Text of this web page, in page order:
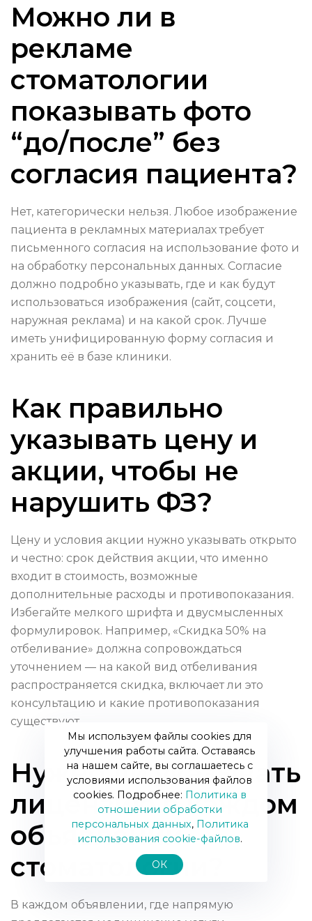
Можно ли в
рекламе
стоматологии
показывать фото
“до/после” без
согласия пациента?
Нет, категорически нельзя. Любое изображение
пациента в рекламных материалах требует
письменного согласия на использование фото и
на обработку персональных данных. Согласие
должно подробно указывать, где и как будут
использоваться изображения (сайт, соцсети,
наружная реклама) и на какой срок. Лучше
иметь унифицированную форму согласия и
хранить её в базе клиники.
Как правильно
указывать цену и
акции, чтобы не
нарушить ФЗ?
Цену и условия акции нужно указывать открыто
и честно: срок действия акции, что именно
входит в стоимость, возможные
дополнительные расходы и противопоказания.
Избегайте мелкого шрифта и двусмысленных
формулировок. Например, «Скидка 50% на
отбеливание» должна сопровождаться
уточнением — на какой вид отбеливания
распространяется скидка, включает ли это
консультацию и какие противопоказания
существуют.
Нужно ли указывать
лицензию в каждом
объявлении
стоматологии?
В каждом объявлении, где напрямую
Мы используем файлы cookies для
улучшения работы сайта. Оставаясь
на нашем сайте, вы соглашаетесь с
условиями использования файлов
cookies. Подробнее: Политика в
отношении обработки
персональных данных, Политика
использования сookie-файлов.
ОК